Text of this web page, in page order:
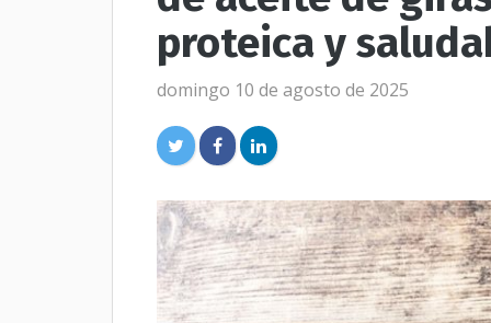
proteica y
domingo 10 de agosto de 2025